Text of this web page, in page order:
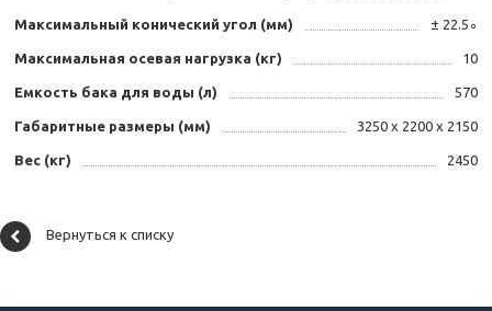
Максимальный конический угол (мм) ± 22.5∘
Максимальная осевая нагрузка (кг) 10
Емкость бака для воды (л) 570
Габаритные размеры (мм) 3250 х 2200 х 2150
Вес (кг) 2450
Вернуться к списку